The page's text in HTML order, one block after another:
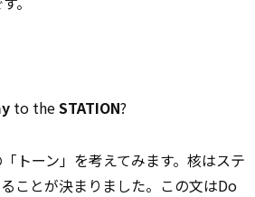
to theSTATION?
トーン」を考えてみます。核はステ
ことが決まりました。この文はDo